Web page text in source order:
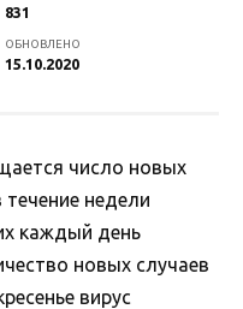
831
ОБНОВЛЕНО
15.10.2020
число новых
течение недели
каждый день
новых случаев
вирус